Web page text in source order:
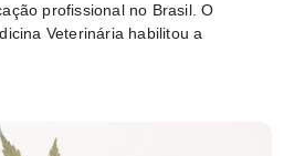
profissional no Brasil. O
Veterinária habilitou a